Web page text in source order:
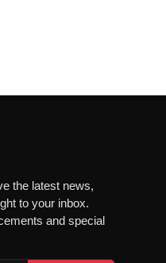
the latest news,
to your inbox.
and special